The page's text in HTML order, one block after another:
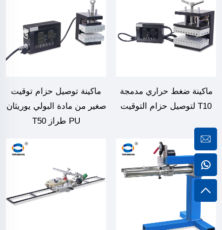
ماكينة ضغط حراري مدمجة
T10 لتوصيل حزام التوقيت
ماكينة توصيل حزام توقيت
صغير من مادة البولي يوريثان
PU طراز T50